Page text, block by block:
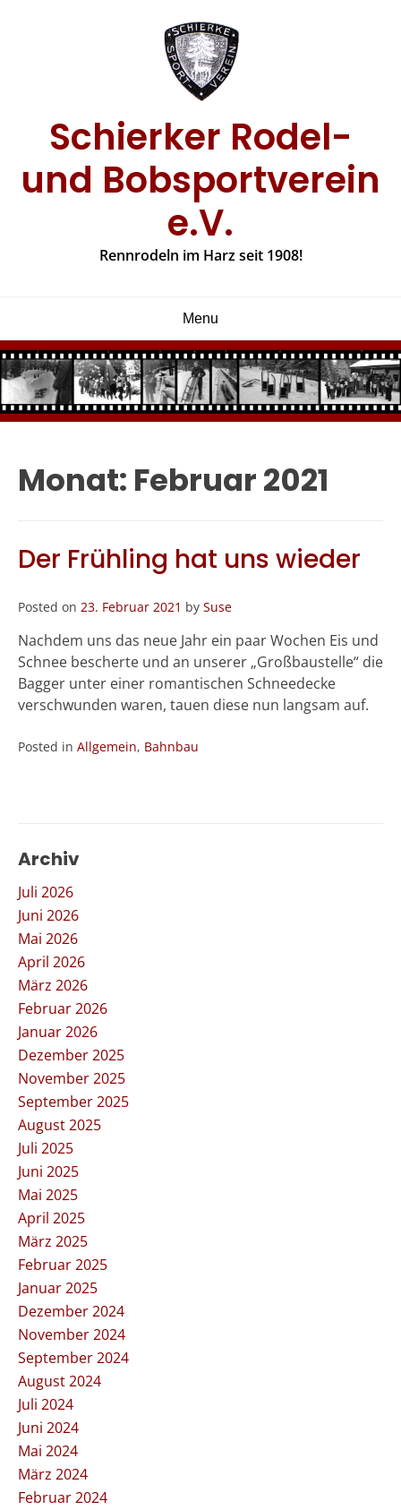
Schierker Rodel-
und Bobsportverein
e.V.
Rennrodeln im Harz seit 1908!
Menu
Monat: Februar 2021
Der Frühling hat uns wieder
Posted on 23. Februar 2021 by Suse
Nachdem uns das neue Jahr ein paar Wochen Eis und
Schnee bescherte und an unserer „Großbaustelle“ die
Bagger unter einer romantischen Schneedecke
verschwunden waren, tauen diese nun langsam auf.
Posted in Allgemein, Bahnbau
Archiv
Juli 2026
Juni 2026
Mai 2026
April 2026
März 2026
Februar 2026
Januar 2026
Dezember 2025
November 2025
September 2025
August 2025
Juli 2025
Juni 2025
Mai 2025
April 2025
März 2025
Februar 2025
Januar 2025
Dezember 2024
November 2024
September 2024
August 2024
Juli 2024
Juni 2024
Mai 2024
März 2024
Februar 2024